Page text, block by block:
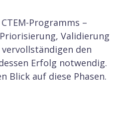
Programms –
Validierung
den
Erfolg notwendig.
Blick auf diese Phasen.